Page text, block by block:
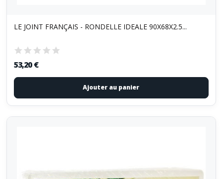
LE JOINT FRANÇAIS - RONDELLE IDEALE 90X68X2.5...
53,20 €
Ajouter au panier